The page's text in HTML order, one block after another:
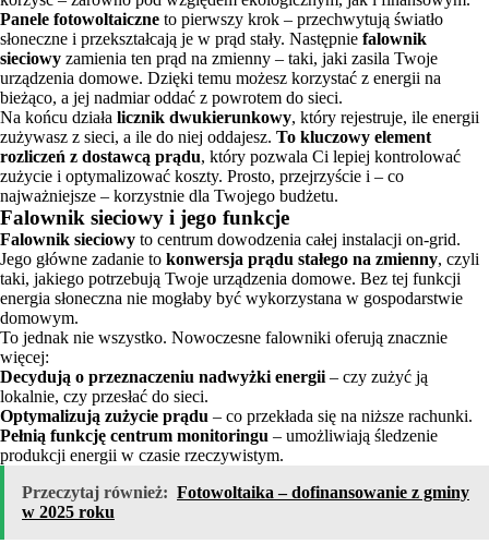
Panele fotowoltaiczne to pierwszy krok – przechwytują światło
słoneczne i przekształcają je w prąd stały. Następnie falownik
sieciowy zamienia ten prąd na zmienny – taki, jaki zasila Twoje
urządzenia domowe. Dzięki temu możesz korzystać z energii na
bieżąco, a jej nadmiar oddać z powrotem do sieci.
Na końcu działa licznik dwukierunkowy, który rejestruje, ile energii
zużywasz z sieci, a ile do niej oddajesz. To kluczowy element
rozliczeń z dostawcą prądu, który pozwala Ci lepiej kontrolować
zużycie i optymalizować koszty. Prosto, przejrzyście i – co
najważniejsze – korzystnie dla Twojego budżetu.
Falownik sieciowy i jego funkcje
Falownik sieciowy to centrum dowodzenia całej instalacji on-grid.
Jego główne zadanie to konwersja prądu stałego na zmienny, czyli
taki, jakiego potrzebują Twoje urządzenia domowe. Bez tej funkcji
energia słoneczna nie mogłaby być wykorzystana w gospodarstwie
domowym.
To jednak nie wszystko. Nowoczesne falowniki oferują znacznie
więcej:
Decydują o przeznaczeniu nadwyżki energii – czy zużyć ją
lokalnie, czy przesłać do sieci.
Optymalizują zużycie prądu – co przekłada się na niższe rachunki.
Pełnią funkcję centrum monitoringu – umożliwiają śledzenie
produkcji energii w czasie rzeczywistym.
Przeczytaj również: Fotowoltaika – dofinansowanie z gminy
w 2025 roku